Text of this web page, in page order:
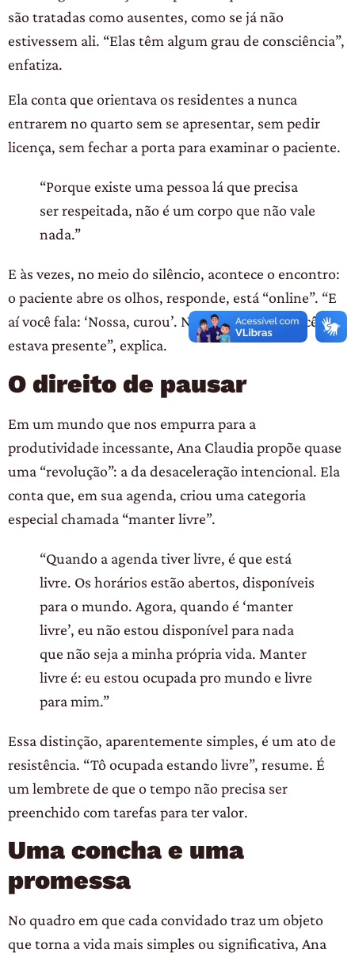
são tratadas como ausentes, como se já não
estivessem ali. “Elas têm algum grau de consciência”,
enfatiza.
Ela conta que orientava os residentes a nunca
entrarem no quarto sem se apresentar, sem pedir
licença, sem fechar a porta para examinar o paciente.
“Porque existe uma pessoa lá que precisa
ser respeitada, não é um corpo que não vale
nada.”
E às vezes, no meio do silêncio, acontece o encontro:
o paciente abre os olhos, responde, está “online”. “E
aí você fala: ‘Nossa, curou’. Não curou nada. Você só
estava presente”, explica.
O direito de pausar
Em um mundo que nos empurra para a
produtividade incessante, Ana Claudia propõe quase
uma “revolução”: a da desaceleração intencional. Ela
conta que, em sua agenda, criou uma categoria
especial chamada “manter livre”.
“Quando a agenda tiver livre, é que está
livre. Os horários estão abertos, disponíveis
para o mundo. Agora, quando é ‘manter
livre’, eu não estou disponível para nada
que não seja a minha própria vida. Manter
livre é: eu estou ocupada pro mundo e livre
para mim.”
Essa distinção, aparentemente simples, é um ato de
resistência. “Tô ocupada estando livre”, resume. É
um lembrete de que o tempo não precisa ser
preenchido com tarefas para ter valor.
Uma concha e uma
promessa
No quadro em que cada convidado traz um objeto
que torna a vida mais simples ou significativa, Ana